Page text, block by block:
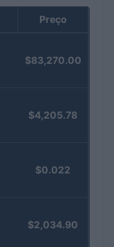
Preço
$83,270.00
$4,205.78
$0.022
$2,034.90